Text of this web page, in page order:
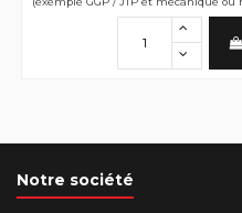
Notre société